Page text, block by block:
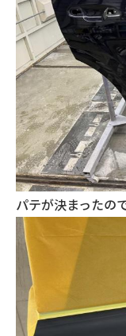
パテが決まったの